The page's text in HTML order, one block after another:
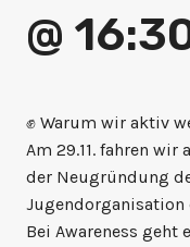
@
✊ Warum wir aktiv
Am 29.11. fahren
der Neugründung
Jugendorganisation
Bei Awareness